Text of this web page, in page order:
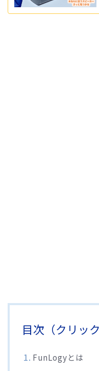
目次（クリッ
FunLogyとは